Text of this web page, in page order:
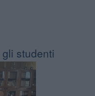
studenti